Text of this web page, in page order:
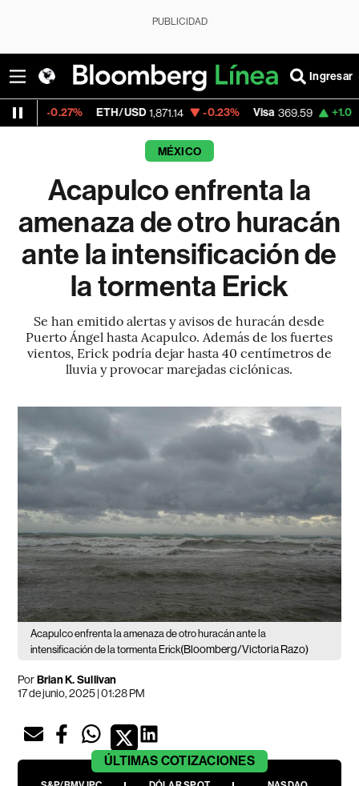
PUBLICIDAD
Ingresar
ETH/USD 1,871.14 -0.23% Visa 369.59 +1.07%
MÉXICO
Acapulco enfrenta la
amenaza de otro huracán
ante la intensificación de
la tormenta Erick
Se han emitido alertas y avisos de huracán desde
Puerto Ángel hasta Acapulco. Además de los fuertes
vientos, Erick podría dejar hasta 40 centímetros de
lluvia y provocar marejadas ciclónicas.
Acapulco enfrenta la amenaza de otro huracán ante la
intensificación de la tormenta Erick(Bloomberg/Victoria Razo)
PorBrian K. Sullivan
17 de junio, 2025 | 01:28 PM
ÚLTIMAS COTIZACIONES